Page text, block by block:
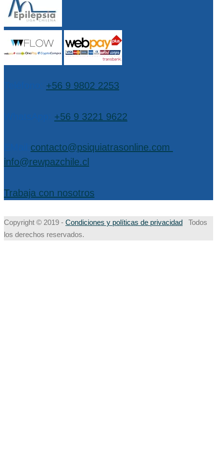
+56 9 9802 2253
+56 9 3221 9622
contacto@psiquiatrasonline.com
info@rewpazchile.cl
Trabaja con nosotros
Copyright © 2019 - Condiciones y políticas de privacidad Todos
los derechos reservados.